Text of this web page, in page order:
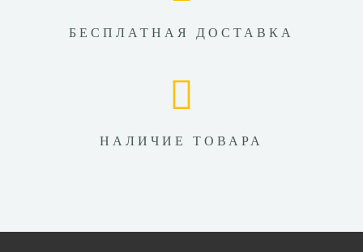
БЕСПЛАТНАЯ ДОСТАВКА
НАЛИЧИЕ ТОВАРА